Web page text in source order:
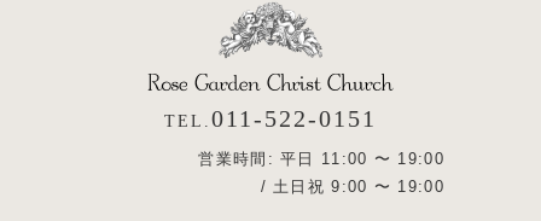
TEL. 011-522-0151
営業時間: 平日 11:00 〜 19:00
/ 土日祝 9:00 〜 19:00